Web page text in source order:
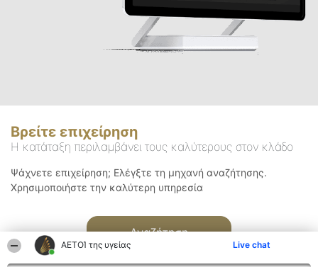
ΑΕΤΟΊ της υγείας Live chat
Βρείτε επιχείρηση
Η κατάταξη περιλαμβάνει τους καλύτερους στον κλάδο
Ψάχνετε επιχείρηση; Ελέγξτε τη μηχανή αναζήτησης.
Χρησιμοποιήστε την καλύτερη υπηρεσία
Αναζήτηση